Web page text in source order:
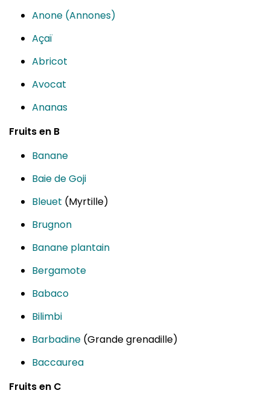
Anone (Annones)
Açaï
Abricot
Avocat
Ananas
Fruits en B
Banane
Baie de Goji
Bleuet (Myrtille)
Brugnon
Banane plantain
Bergamote
Babaco
Bilimbi
Barbadine (Grande grenadille)
Baccaurea
Fruits en C